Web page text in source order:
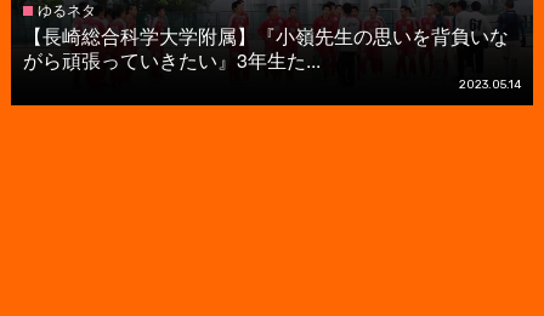
ゆるネタ
【長崎総合科学大学附属】『小嶺先生の思いを背負いな
がら頑張っていきたい』3年生た...
2023.05.14